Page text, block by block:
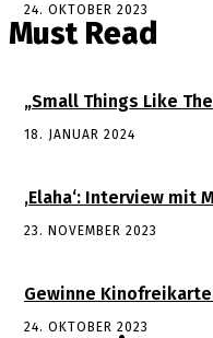
24. OKTOBER 2023
Must Read
„Small Things Like
18. JANUAR 2024
‚Elaha‘: Interview mit
23. NOVEMBER 2023
Gewinne
24. OKTOBER 2023